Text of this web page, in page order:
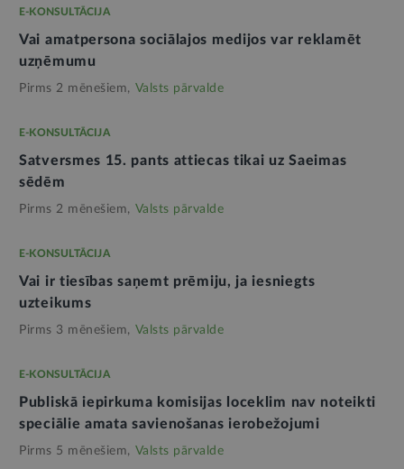
E-KONSULTĀCIJA
Vai amatpersona sociālajos medijos var reklamēt
uzņēmumu
Pirms 2 mēnešiem, Valsts pārvalde
E-KONSULTĀCIJA
Satversmes 15. pants attiecas tikai uz Saeimas
sēdēm
Pirms 2 mēnešiem, Valsts pārvalde
E-KONSULTĀCIJA
Vai ir tiesības saņemt prēmiju, ja iesniegts
uzteikums
Pirms 3 mēnešiem, Valsts pārvalde
E-KONSULTĀCIJA
Publiskā iepirkuma komisijas loceklim nav noteikti
speciālie amata savienošanas ierobežojumi
Pirms 5 mēnešiem, Valsts pārvalde